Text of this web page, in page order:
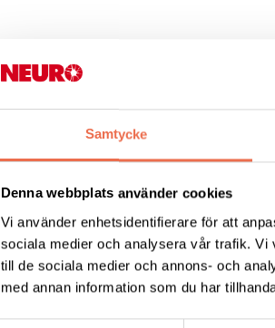
Samtycke
Denna webbplats använder cookies
Vi använder enhetsidentifierare för att
sociala medier och analysera vår trafik. Vi
till de sociala medier och annons- och
med annan information som du har
Neuro Stockholms